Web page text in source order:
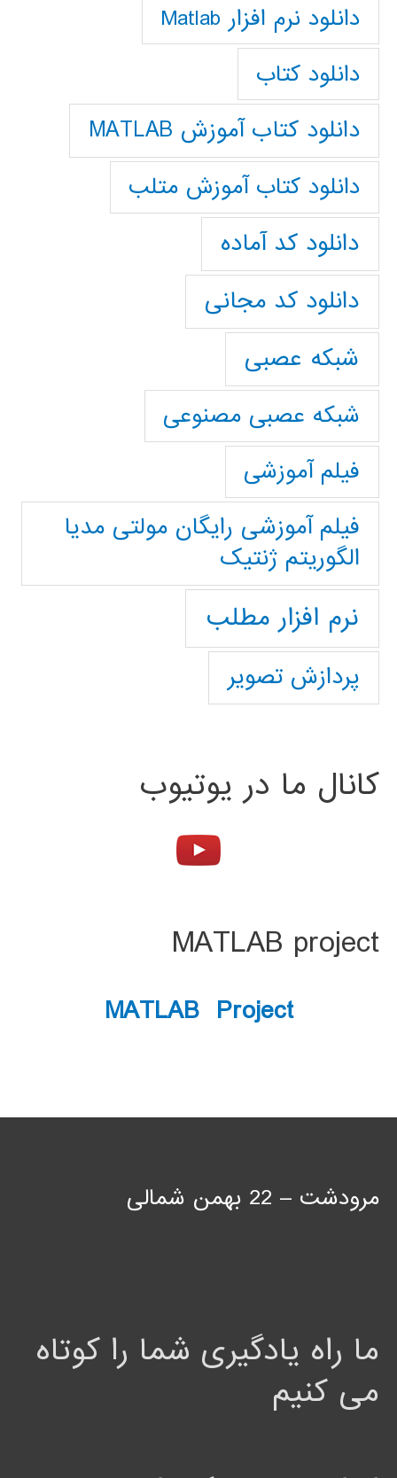
دانلود نرم افزار Matlab
دانلود کتاب
دانلود کتاب آموزش MATLAB
دانلود کتاب آموزش متلب
دانلود کد آماده
دانلود کد مجانی
شبکه عصبی
شبکه عصبی مصنوعی
فیلم آموزشی
فیلم آموزشی رایگان مولتی مدیا
الگوریتم ژنتیک
نرم افزار مطلب
پردازش تصویر
کانال ما در یوتیوب
MATLAB project
MATLAB Project
مرودشت – 22 بهمن شمالی
ما راه یادگیری شما را کوتاه
می کنیم